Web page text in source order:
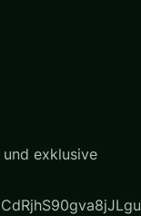
exklusive